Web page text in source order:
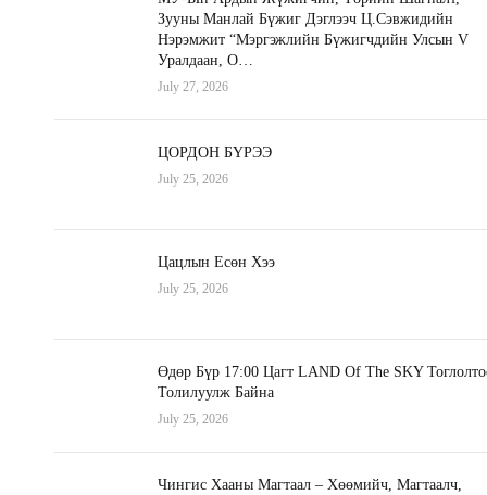
Зууны Манлай Бүжиг Дэглээч Ц.Сэвжидийн
Нэрэмжит “Мэргэжлийн Бүжигчдийн Улсын V
Уралдаан, О…
July 27, 2026
ЦОРДОН БҮРЭЭ
July 25, 2026
Цацлын Есөн Хээ
July 25, 2026
Өдөр Бүр 17:00 Цагт LAND Of The SKY
Толилуулж Байна
July 25, 2026
Чингис Хааны Магтаал – Хөөмийч, Магтаалч,